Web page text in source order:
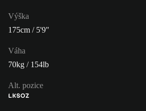
Výška
175cm / 5'9"
Váha
70kg / 154lb
Alt. pozice
LKSOZ